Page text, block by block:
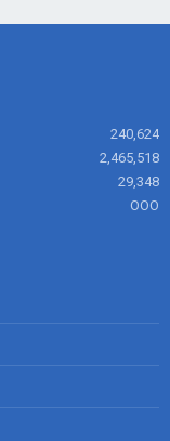
240,624
2,465,518
29,348
ООО